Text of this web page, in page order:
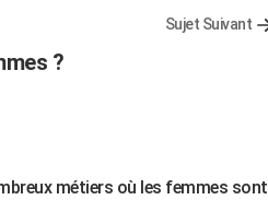
Sujet Suivant
?
métiers où les femmes sont